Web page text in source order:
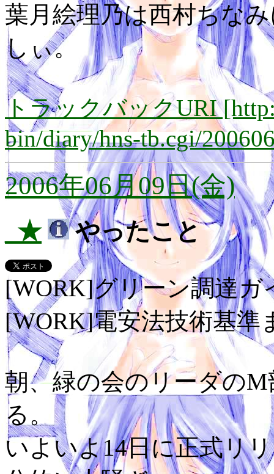
葉月絵理乃は西村ちな
しぃ。
トラックバックURI
bin/diary/hns-tb.cgi/
2006年06月09日(金)
_★ やったこと
[WORK]グリーン調達ガ
[WORK]電安法技術基準
朝、緑の会のリーダの
る。
いよいよ14日に正式リ